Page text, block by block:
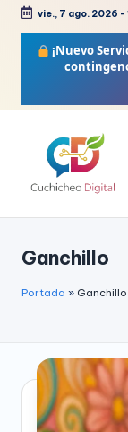
vie., 7 ago. 2026 -
¡Nuevo
c
h
c
h
e
Crochet,
Ganchillo
Portada » Ganchillo